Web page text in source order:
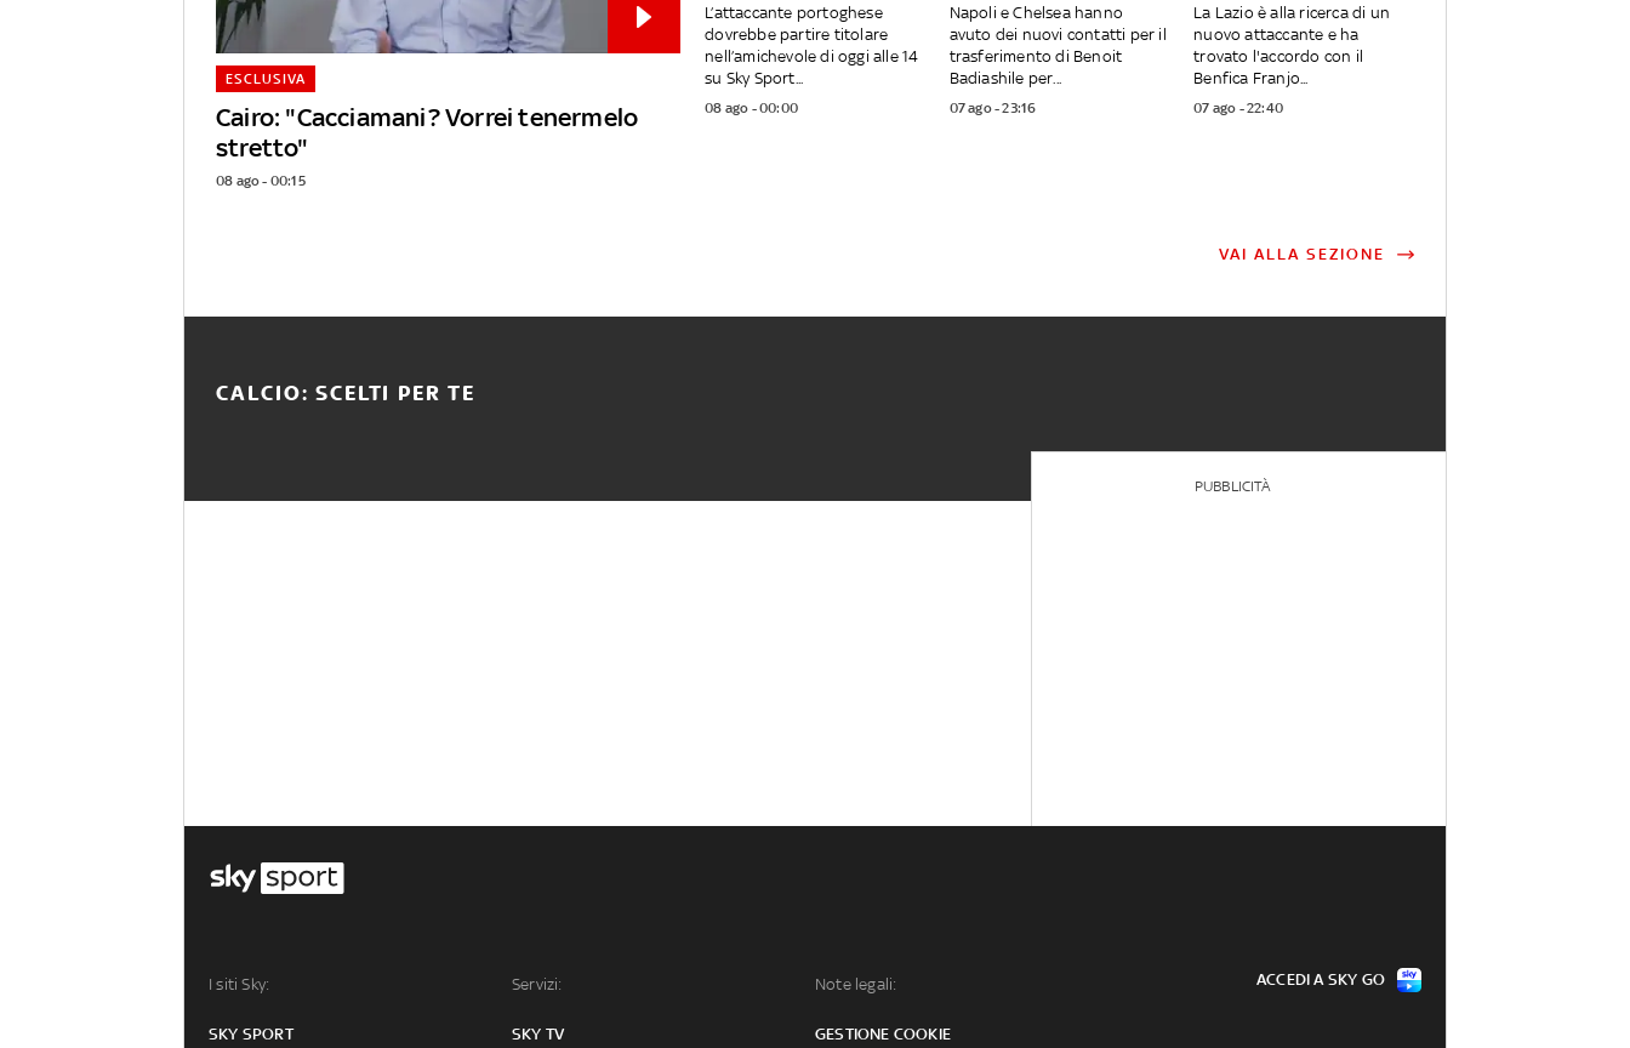
Cairo: "Cacciamani? Vorrei tenermelo
stretto"
ESCLUSIVA
08 ago - 00:15
L’attaccante portoghese
dovrebbe partire titolare
nell’amichevole di oggi alle 14
su Sky Sport...
08 ago - 00:00
Napoli e Chelsea hanno
avuto dei nuovi contatti per il
trasferimento di Benoit
Badiashile per...
07 ago - 23:16
La Lazio è alla ricerca di un
nuovo attaccante e ha
trovato l'accordo con il
Benfica Franjo...
07 ago - 22:40
VAI ALLA SEZIONE
CALCIO: SCELTI PER TE
PUBBLICITÀ
I siti Sky:
SKY SPORT
Servizi:
SKY TV
Note legali:
GESTIONE COOKIE
ACCEDI A SKY GO